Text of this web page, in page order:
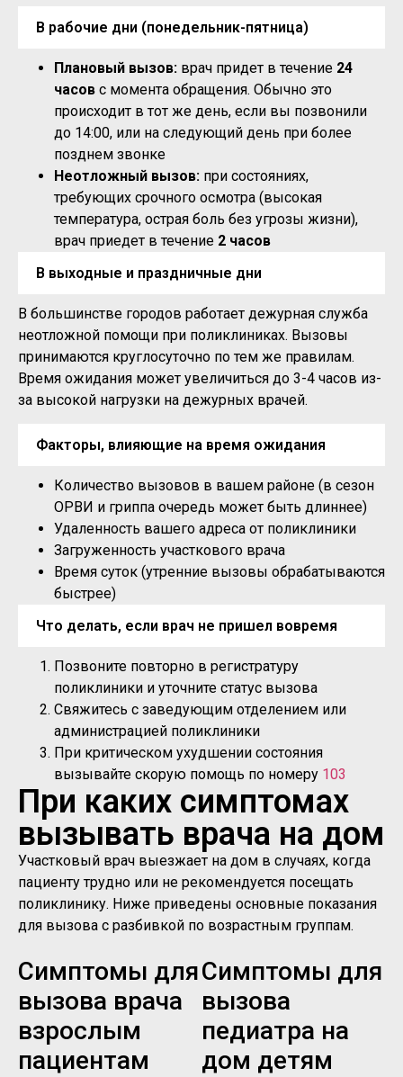
В рабочие дни (понедельник-пятница)
Плановый вызов: врач придет в течение 24
часов с момента обращения. Обычно это
происходит в тот же день, если вы позвонили
до 14:00, или на следующий день при более
позднем звонке
Неотложный вызов: при состояниях,
требующих срочного осмотра (высокая
температура, острая боль без угрозы жизни),
врач приедет в течение 2 часов
В выходные и праздничные дни
В большинстве городов работает дежурная служба
неотложной помощи при поликлиниках. Вызовы
принимаются круглосуточно по тем же правилам.
Время ожидания может увеличиться до 3-4 часов из-
за высокой нагрузки на дежурных врачей.
Факторы, влияющие на время ожидания
Количество вызовов в вашем районе (в сезон
ОРВИ и гриппа очередь может быть длиннее)
Удаленность вашего адреса от поликлиники
Загруженность участкового врача
Время суток (утренние вызовы обрабатываются
быстрее)
Что делать, если врач не пришел вовремя
Позвоните повторно в регистратуру
поликлиники и уточните статус вызова
Свяжитесь с заведующим отделением или
администрацией поликлиники
При критическом ухудшении состояния
вызывайте скорую помощь по номеру 103
При каких симптомах
вызывать врача на дом
Участковый врач выезжает на дом в случаях, когда
пациенту трудно или не рекомендуется посещать
поликлинику. Ниже приведены основные показания
для вызова с разбивкой по возрастным группам.
Симптомы для
вызова врача
взрослым
пациентам
Симптомы для
вызова
педиатра на
дом детям